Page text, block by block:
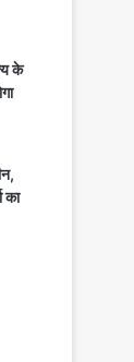
के
का